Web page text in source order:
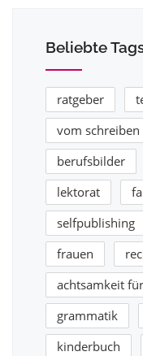
Beliebte
ratgeber
vom schreiben
berufsbilder
lektorat
selfpublishing
frauen
achtsamkeit
grammatik
kinderbuch